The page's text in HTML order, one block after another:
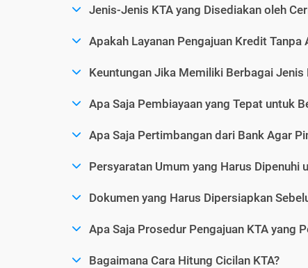
Jenis-Jenis KTA yang Disediakan oleh
Apakah Layanan Pengajuan Kredit Tanpa
Keuntungan Jika Memiliki Berbagai
Apa Saja Pembiayaan yang Tepat untuk
Apa Saja Pertimbangan dari Bank Agar
Persyaratan Umum yang Harus
Dokumen yang Harus Dipersiapkan
Apa Saja Prosedur Pengajuan KTA yang
Bagaimana Cara Hitung Cicilan KTA?